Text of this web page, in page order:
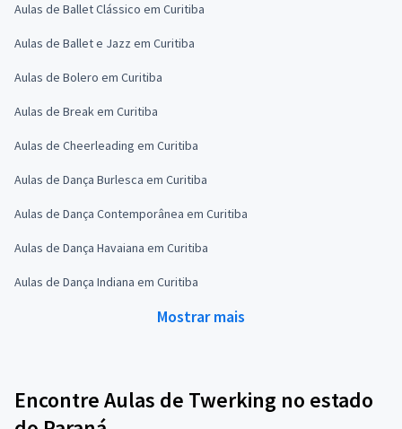
Aulas de Ballet Clássico em Curitiba
Aulas de Ballet e Jazz em Curitiba
Aulas de Bolero em Curitiba
Aulas de Break em Curitiba
Aulas de Cheerleading em Curitiba
Aulas de Dança Burlesca em Curitiba
Aulas de Dança Contemporânea em Curitiba
Aulas de Dança Havaiana em Curitiba
Aulas de Dança Indiana em Curitiba
Mostrar mais
Encontre Aulas de Twerking no estado